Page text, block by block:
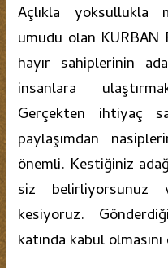
Açlıkla yoksullukla
umudu olan KURBAN
hayır sahiplerinin
insanlara
Gerçekten ihtiyaç
paylaşımdan
önemli. Kestiğiniz
siz belirliyorsunuz
kesiyoruz.
katında kabul